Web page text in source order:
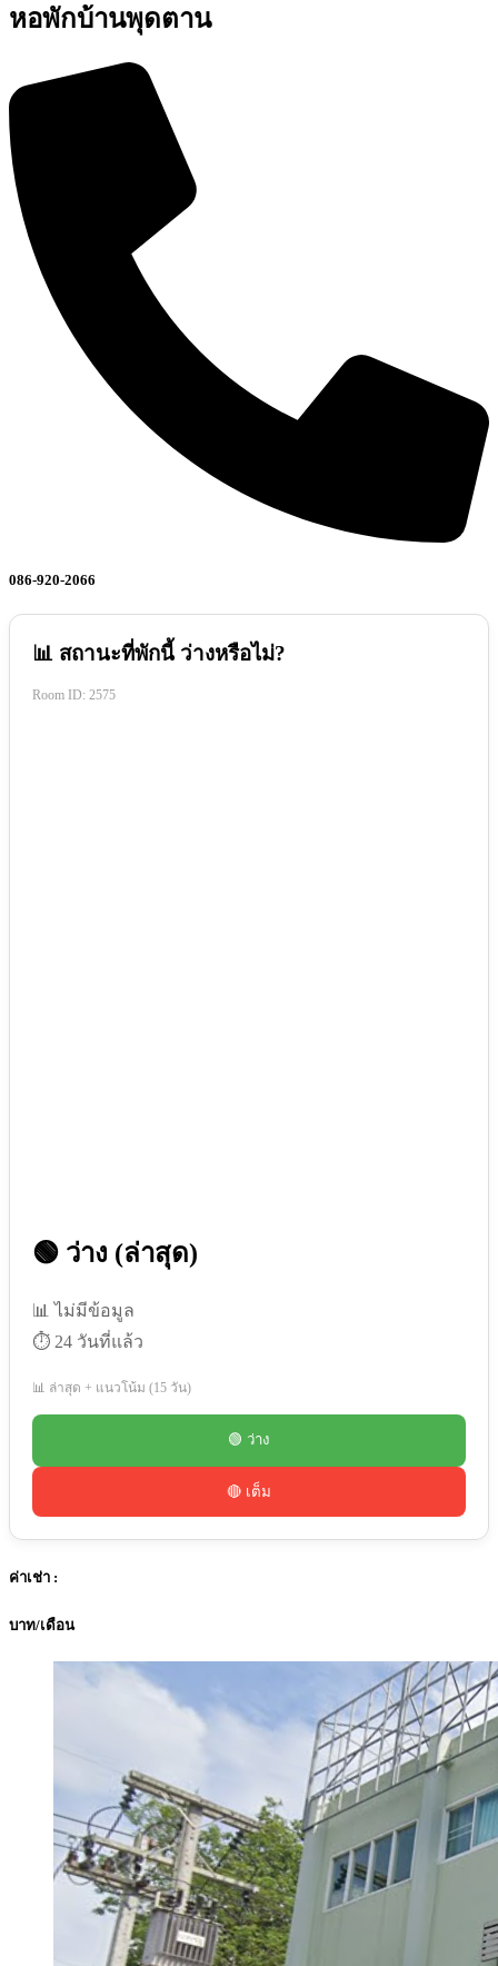
หอพักบ้านพุดตาน
086-920-2066
📊 สถานะที่พักนี้ ว่างหรือไม่?
Room ID: 2575
🟢 ว่าง (ล่าสุด)
📊 ไม่มีข้อมูล
⏱️ 24 วันที่แล้ว
📊 ล่าสุด + แนวโน้ม (15 วัน)
🟢 ว่าง
🔴 เต็ม
ค่าเช่า :
บาท/เดือน